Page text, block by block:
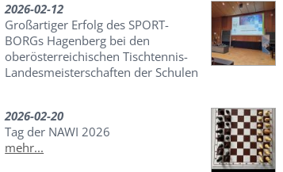
2026-02-12
Großartiger Erfolg des SPORT-
BORGs Hagenberg bei den
oberösterreichischen Tischtennis-
Landesmeisterschaften der Schulen
2026-02-20
Tag der NAWI 2026
mehr...